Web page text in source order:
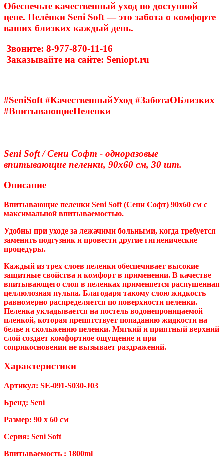
Обеспечьте качественный уход по доступной
цене. Пелёнки Seni Soft — это забота о комфорте
ваших близких каждый день.
Звоните: 8-977-870-11-16
Заказывайте на сайте: Seniopt.ru
#SeniSoft #КачественныйУход #ЗаботаОБлизких
#ВпитывающиеПеленки
Seni Soft / Сени Софт - одноразовые
впитывающие пеленки, 90x60 см, 30 шт.
Описание
Впитывающие пеленки Seni Soft (Сени Софт) 90х60 см с
максимальной впитываемостью.
Удобны при уходе за лежачими больными, когда требуется
заменить подгузник и провести другие гигиенические
процедуры.
Каждый из трех слоев пеленки обеспечивает высокие
защитные свойства и комфорт в применении. В качестве
впитывающего слоя в пеленках применяется распушенная
целлюлозная пульпа. Благодаря такому слою жидкость
равномерно распределяется по поверхности пеленки.
Пеленка укладывается на постель водонепроницаемой
пленкой, которая препятствует попаданию жидкости на
белье и скольжению пеленки. Мягкий и приятный верхний
слой создает комфортное ощущение и при
соприкосновении не вызывает раздражений.
Характеристики
Артикул: SE-091-S030-J03
Бренд: Seni
Размер: 90 х 60 см
Серия: Seni Soft
Впитываемость : 1800ml